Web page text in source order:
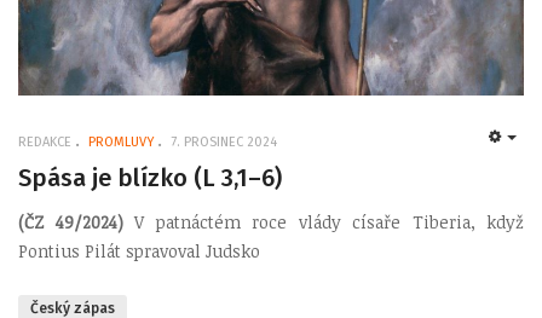
REDAKCE PROMLUVY 7. PROSINEC 2024
Spása je blízko (L 3,1–6)
(ČZ 49/2024)V patnáctém roce vlády císaře Tiberia, když
Pontius Pilát spravoval Judsko
Český zápas